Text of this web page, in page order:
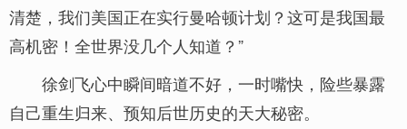
清楚，我们美国正在实行曼哈顿计划？这可是我国最
高机密！全世界没几个人知道？”
徐剑飞心中瞬间暗道不好，一时嘴快，险些暴露
自己重生归来、预知后世历史的天大秘密。